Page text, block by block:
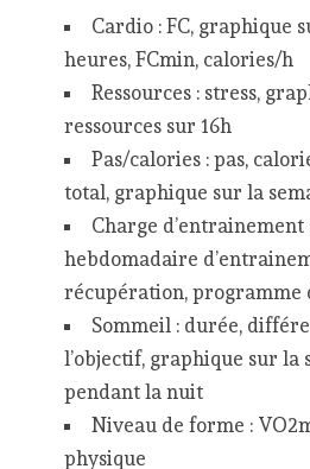
Cardio : FC, graphique
heures, FCmin, calories/h
Ressources : stress,
ressources sur 16h
Pas/calories : pas,
total, graphique sur la
Charge d’entrainement
hebdomadaire
récupération, programme
Sommeil : durée,
l’objectif, graphique sur la
pendant la nuit
Niveau de forme :
physique